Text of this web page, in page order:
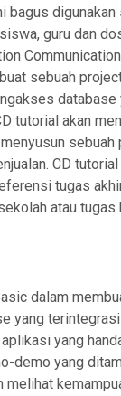
bagus
guru dan
sebuah
database
tutorial akan
CD
tugas
atau tugas
dalam
yang
yang
demo yang
melihat